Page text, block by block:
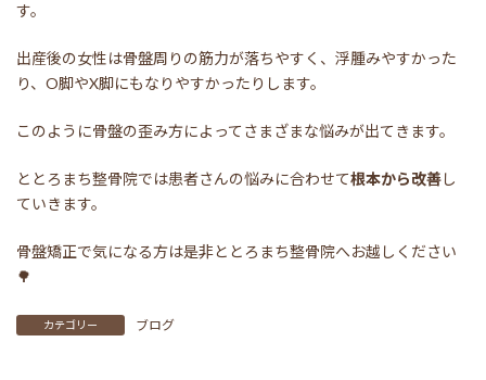
す。
出産後の女性は骨盤周りの筋力が落ちやすく、浮腫みやすかった
り、O脚やX脚にもなりやすかったりします。
このように骨盤の歪み方によってさまざまな悩みが出てきます。
ととろまち整骨院では患者さんの悩みに合わせて根本から改善し
ていきます。
骨盤矯正で気になる方は是非ととろまち整骨院へお越しください
🌳
カテゴリー ブログ